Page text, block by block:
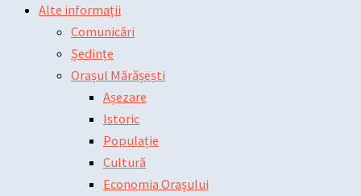
Alte informații
Comunicări
Ședințe
Orașul Mărășești
Așezare
Istoric
Populație
Cultură
Economia Orașului